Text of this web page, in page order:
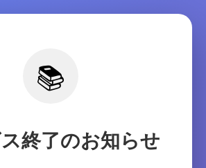
📚
終了のお知らせ